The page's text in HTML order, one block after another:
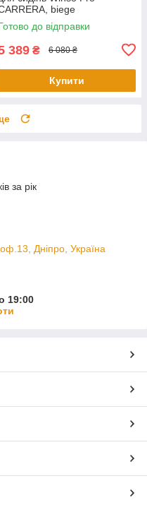
biege
до відправки
389 ₴ 6 080 ₴
Купити
за рік
Дніпро, Україна
19:00